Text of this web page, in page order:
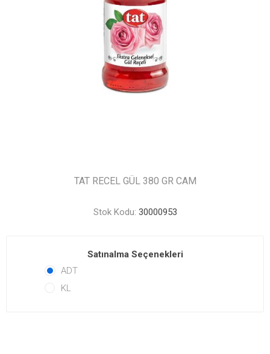
TAT RECEL GÜL 380 GR CAM
Stok Kodu: 30000953
Satınalma Seçenekleri
ADT
KL